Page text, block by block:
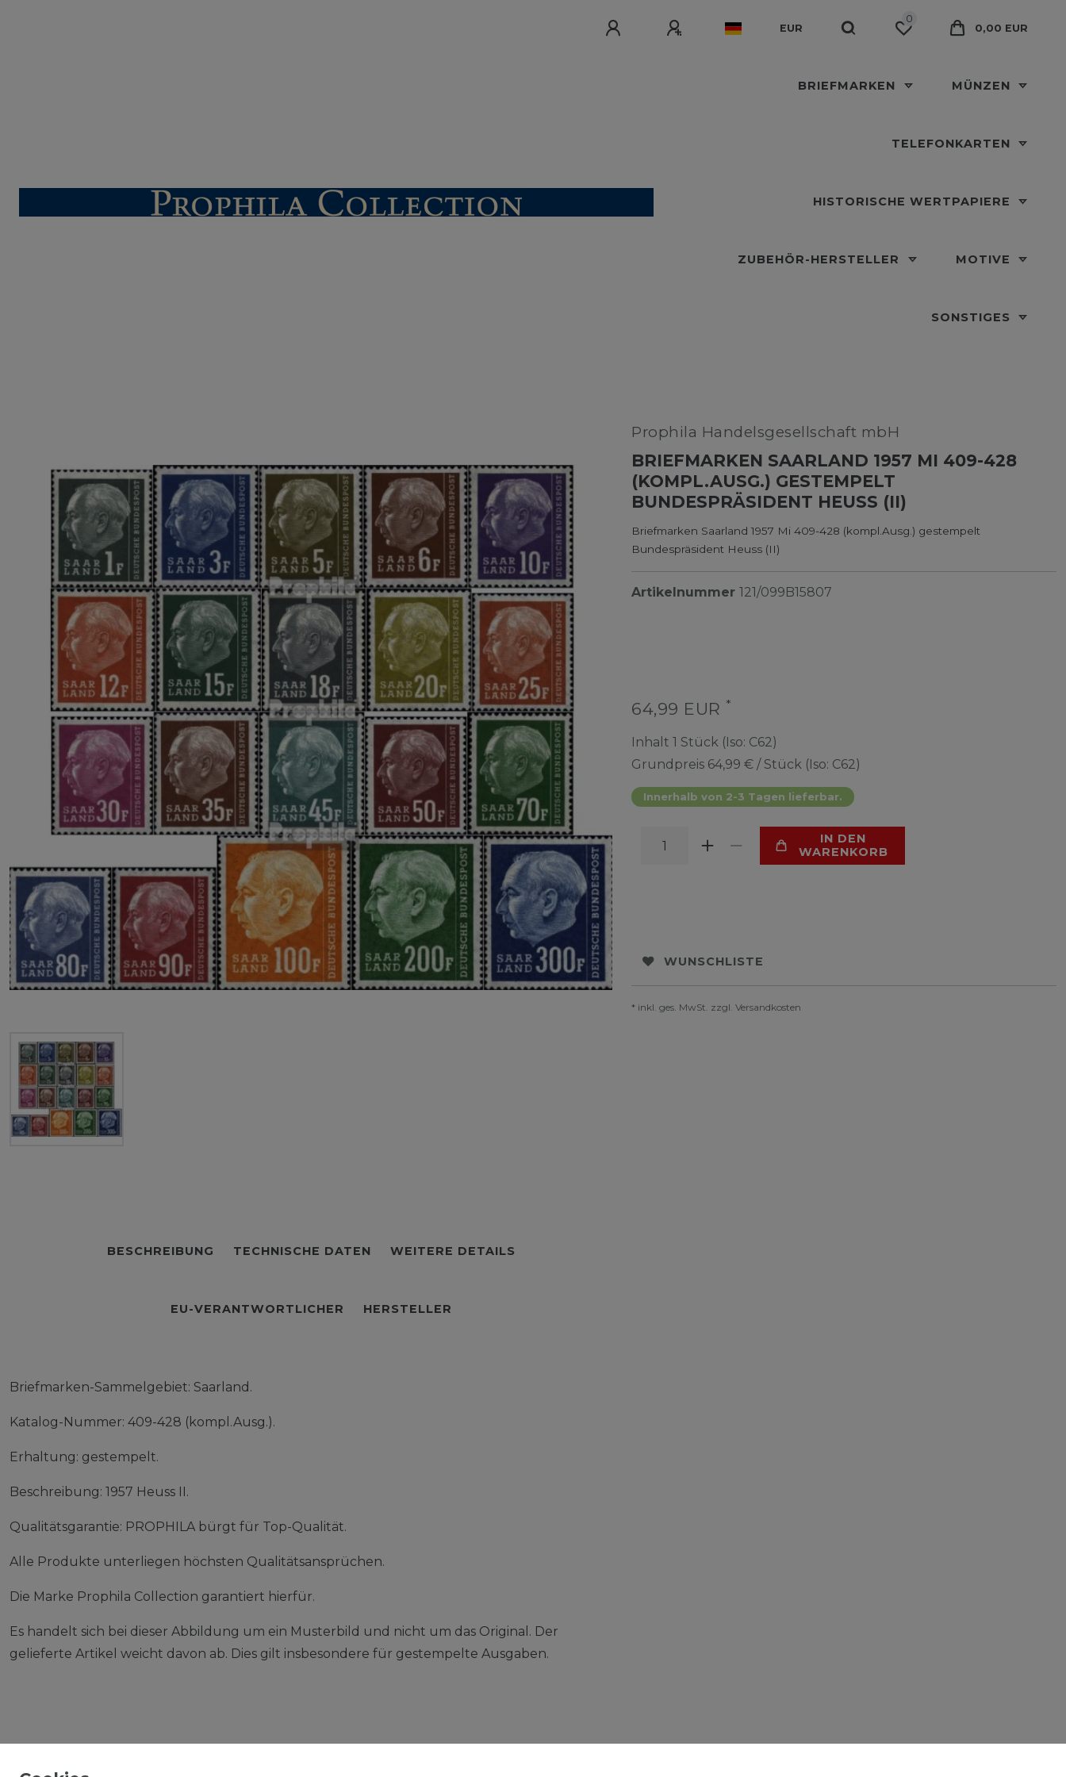
EUR
0
0,00 EUR
BRIEFMARKEN MÜNZEN
TELEFONKARTEN
HISTORISCHE WERTPAPIERE
ZUBEHÖR-HERSTELLER MOTIVE
SONSTIGES
Prophila Handelsgesellschaft mbH
BRIEFMARKEN SAARLAND 1957 MI 409-428
(KOMPL.AUSG.) GESTEMPELT
BUNDESPRÄSIDENT HEUSS (II)
Briefmarken Saarland 1957 Mi 409-428 (kompl.Ausg.) gestempelt
Bundespräsident Heuss (II)
Artikelnummer 121/099B15807
64,99 EUR *
Inhalt 1 Stück (Iso: C62)
Grundpreis 64,99 € / Stück (Iso: C62)
Innerhalb von 2-3 Tagen lieferbar.
IN DEN
WARENKORB
WUNSCHLISTE
* inkl. ges. MwSt. zzgl. Versandkosten
BESCHREIBUNG TECHNISCHE DATEN WEITERE DETAILS
EU-VERANTWORTLICHER HERSTELLER
Briefmarken-Sammelgebiet: Saarland.
Katalog-Nummer: 409-428 (kompl.Ausg.).
Erhaltung: gestempelt.
Beschreibung: 1957 Heuss II.
Qualitätsgarantie: PROPHILA bürgt für Top-Qualität.
Alle Produkte unterliegen höchsten Qualitätsansprüchen.
Die Marke Prophila Collection garantiert hierfür.
Es handelt sich bei dieser Abbildung um ein Musterbild und nicht um das Original. Der
gelieferte Artikel weicht davon ab. Dies gilt insbesondere für gestempelte Ausgaben.